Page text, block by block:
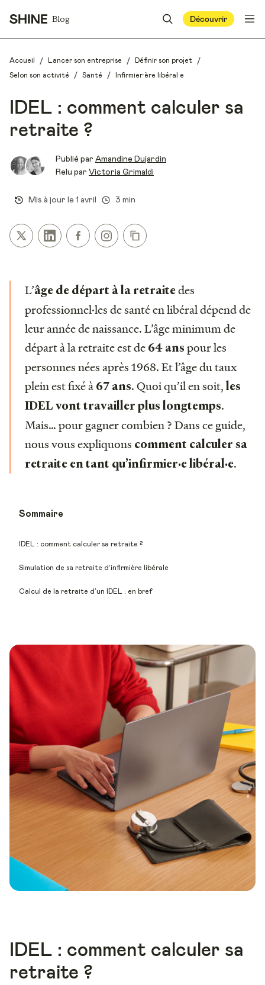
Blog Découvrir
Accueil / Lancer son entreprise / Définir son projet /
Selon son activité / Santé / Infirmier·ère libéral·e
IDEL : comment calculer sa
retraite ?
Publié par Amandine Dujardin
Relu par Victoria Grimaldi
Mis à jour le 1 avril 3 min
L’âge de départ à la retraitedes
professionnel·les de santé en libéral dépend de
leur année de naissance. L’âge minimum de
départ à la retraite est de 64 ans pour les
personnes nées après 1968. Et l’âge du taux
plein est fixé à 67 ans. Quoi qu’il en soit, les
IDEL vont travailler plus longtemps.
Mais… pour gagner combien ? Dans ce guide,
nous vous expliquons comment calculer sa
retraite en tant qu’infirmier·e libéral·e.
Sommaire
IDEL : comment calculer sa retraite ?
Simulation de sa retraite d’infirmière libérale
Calcul de la retraite d’un IDEL : en bref
IDEL : comment calculer sa
retraite ?